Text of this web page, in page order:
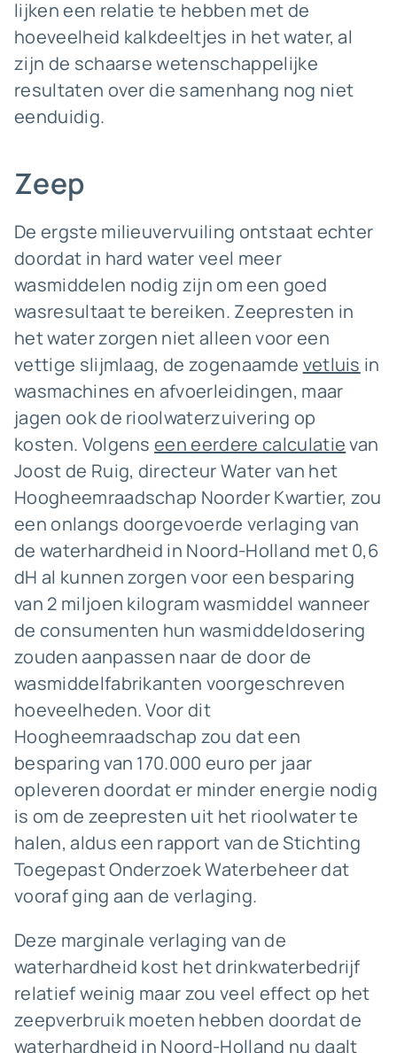
lijken een relatie te hebben met de
hoeveelheid kalkdeeltjes in het water, al
zijn de schaarse wetenschappelijke
resultaten over die samenhang nog niet
eenduidig.
Zeep
De ergste milieuvervuiling ontstaat echter
doordat in hard water veel meer
wasmiddelen nodig zijn om een goed
wasresultaat te bereiken. Zeepresten in
het water zorgen niet alleen voor een
vettige slijmlaag, de zogenaamde vetluis in
wasmachines en afvoerleidingen, maar
jagen ook de rioolwaterzuivering op
kosten. Volgenseen eerdere calculatievan
Joost de Ruig, directeur Water van het
Hoogheemraadschap Noorder Kwartier, zou
een onlangs doorgevoerde verlaging van
de waterhardheid in Noord-Holland met 0,6
dH al kunnen zorgen voor een besparing
van 2 miljoen kilogram wasmiddel wanneer
de consumenten hun wasmiddeldosering
zouden aanpassen naar de door de
wasmiddelfabrikanten voorgeschreven
hoeveelheden. Voor dit
Hoogheemraadschap zou dat een
besparing van 170.000 euro per jaar
opleveren doordat er minder energie nodig
is om de zeepresten uit het rioolwater te
halen, aldus een rapport van de Stichting
Toegepast Onderzoek Waterbeheer dat
vooraf ging aan de verlaging.
Deze marginale verlaging van de
waterhardheid kost het drinkwaterbedrijf
relatief weinig maar zou veel effect op het
zeepverbruik moeten hebben doordat de
waterhardheid in Noord-Holland nu daalt